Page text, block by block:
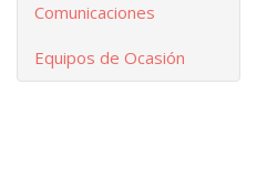
Comunicaciones
Equipos de Ocasión